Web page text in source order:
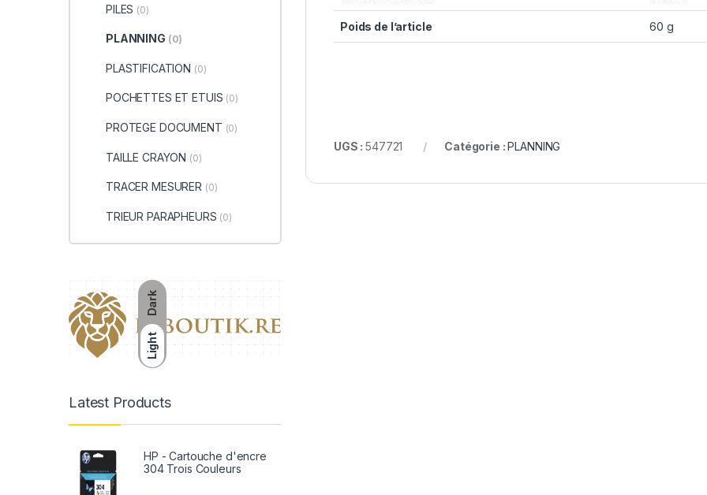
Dark
Light
Poids de l’article 60 g
UGS :547721 Catégorie :PLANNING
PILES (0)
PLANNING (0)
PLASTIFICATION (0)
POCHETTES ET ETUIS (0)
PROTEGE DOCUMENT (0)
TAILLE CRAYON (0)
TRACER MESURER (0)
TRIEUR PARAPHEURS (0)
Latest Products
HP - Cartouche d'encre
304 Trois Couleurs